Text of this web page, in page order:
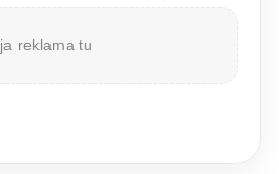
reklama tu